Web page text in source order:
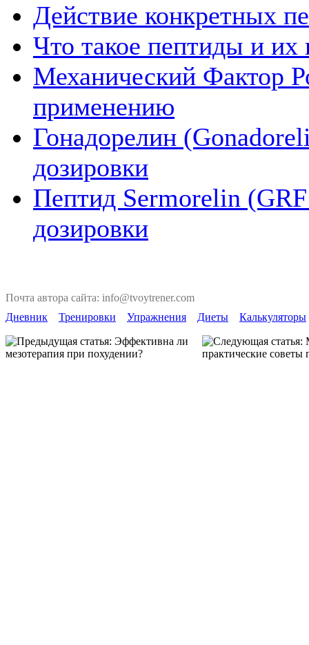
Действие конкретных
Что такое пептиды и их
Механический Фактор
применению
Гонадорелин
дозировки
Пептид Sermorelin
дозировки
Почта автора сайта: info@tvoytrener.com
Дневник
Тренировки Упражнения Диеты Калькуляторы